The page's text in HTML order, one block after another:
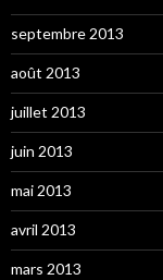
septembre 2013
août 2013
juillet 2013
juin 2013
mai 2013
avril 2013
mars 2013